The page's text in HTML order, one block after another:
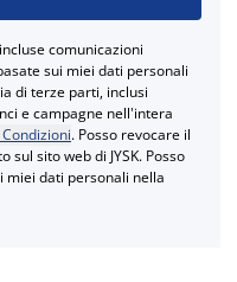
comunicazioni
sui miei dati personali
di terze parti, inclusi
e campagne nell'intera
. Posso revocare il
sito web di JYSK. Posso
miei dati personali nella